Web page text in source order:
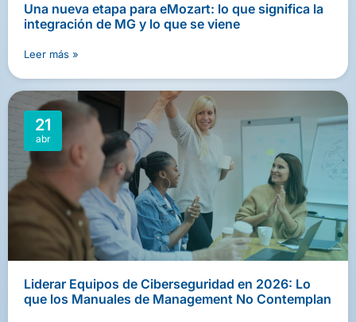
Una nueva etapa para eMozart: lo que significa la
integración de MG y lo que se viene
Leer más »
Liderar Equipos de Ciberseguridad en 2026: Lo
que los Manuales de Management No Contemplan
21
abr